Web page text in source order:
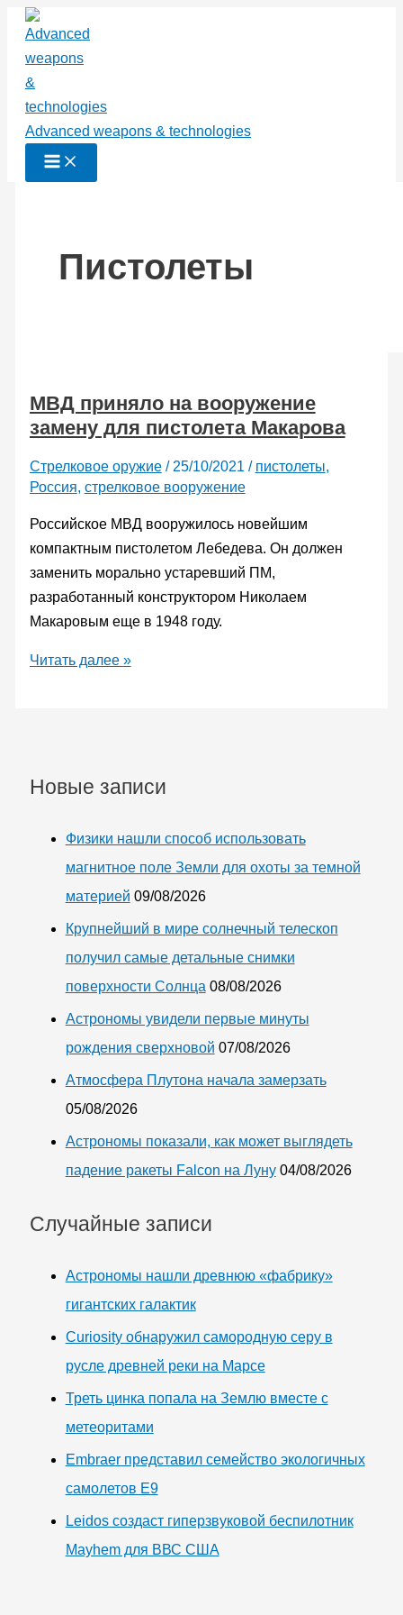
Перейти
содержимому
Advanced weapons & technologies
Пистолеты
МВД приняло на вооружение
замену для пистолета Макарова
Стрелковое оружие/ 25/10/2021 / пистолеты,
Россия, стрелковое вооружение
Российское МВД вооружилось новейшим
компактным пистолетом Лебедева. Он должен
заменить морально устаревший ПМ,
разработанный конструктором Николаем
Макаровым еще в 1948 году.
МВД
для
Макарова
Читать далее »
Новые записи
Физики нашли способ использовать
магнитное поле Земли для охоты за темной
материей 09/08/2026
Крупнейший в мире солнечный телескоп
получил самые детальные снимки
поверхности Солнца 08/08/2026
Астрономы увидели первые минуты
рождения сверхновой 07/08/2026
Атмосфера Плутона начала замерзать
05/08/2026
Астрономы показали, как может выглядеть
падение ракеты Falcon на Луну 04/08/2026
Случайные записи
Астрономы нашли древнюю «фабрику»
гигантских галактик
Curiosity обнаружил самородную серу в
русле древней реки на Марсе
Треть цинка попала на Землю вместе с
метеоритами
Embraer представил семейство экологичных
самолетов E9
Leidos создаст гиперзвуковой беспилотник
Mayhem для ВВС США